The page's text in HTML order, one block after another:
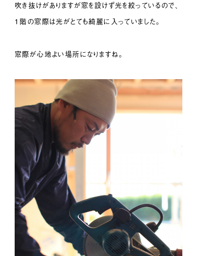
吹き抜けがありますが窓を設けず光を絞っているので、
１階の窓際は光がとても綺麗に入っていました。
窓際が心地よい場所になりますね。